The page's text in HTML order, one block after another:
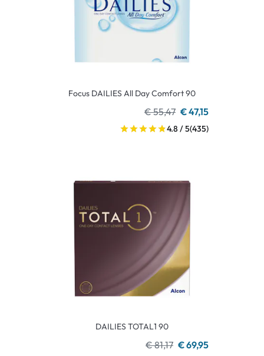
Focus DAILIES All Day Comfort 90
€ 55,47 € 47,15
4.8 / 5(435)
DAILIES TOTAL1 90
€ 81,17 € 69,95